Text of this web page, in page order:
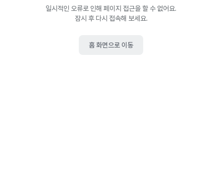
일시적인 오류로 인해 페이지 접근을 할 수 없어요.
잠시 후 다시 접속해 보세요.
홈 화면으로 이동